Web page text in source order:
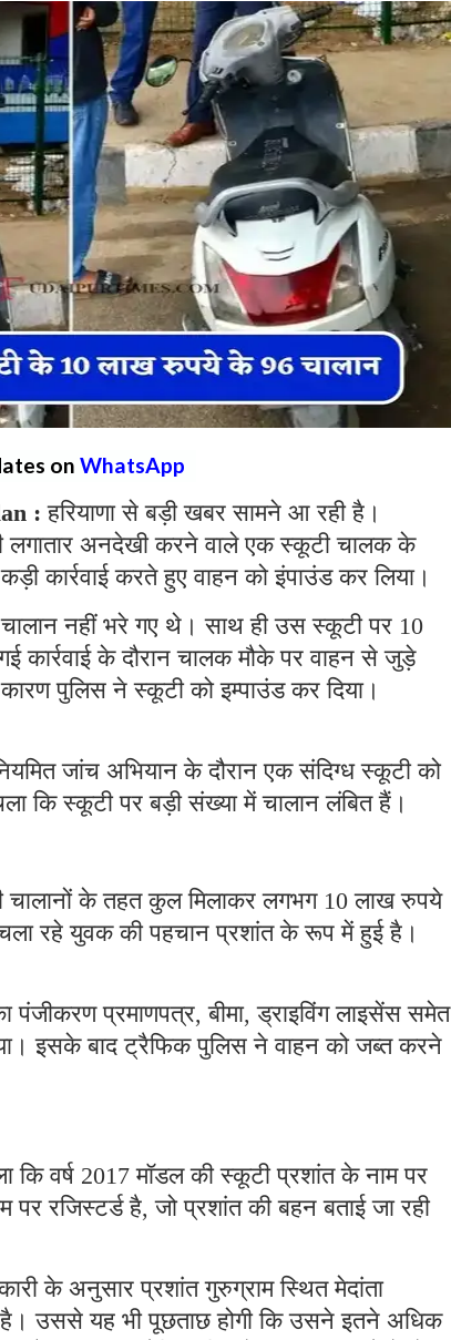
on WhatsApp
: हरियाणा से बड़ी खबर सामने आ रही है।
लगातार अनदेखी करने वाले एक स्कूटी चालक के
कार्रवाई करते हुए वाहन को इंपाउंड कर लिया।
नहीं भरे गए थे। साथ ही उस स्कूटी पर 10
कार्रवाई के दौरान चालक मौके पर वाहन से जुड़े
पुलिस ने स्कूटी को इम्पाउंड कर दिया।
जांच अभियान के दौरान एक संदिग्ध स्कूटी को
कि स्कूटी पर बड़ी संख्या में चालान लंबित हैं।
चालानों के तहत कुल मिलाकर लगभग 10 लाख रुपये
चला रहे युवक की पहचान प्रशांत के रूप में हुई है।
प्रमाणपत्र, बीमा, ड्राइविंग लाइसेंस समेत
इसके बाद ट्रैफिक पुलिस ने वाहन को जब्त करने
कि वर्ष 2017 मॉडल की स्कूटी प्रशांत के नाम पर
रजिस्टर्ड है, जो प्रशांत की बहन बताई जा रही
के अनुसार प्रशांत गुरुग्राम स्थित मेदांता
उससे यह भी पूछताछ होगी कि उसने इतने अधिक